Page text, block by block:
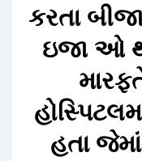
કરતા
ઇજા ઓ
હતા